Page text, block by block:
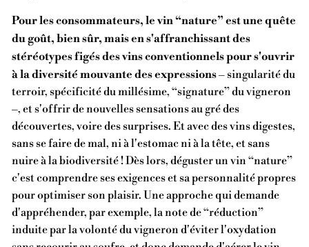
Pour les consommateurs, le vin “nature” est une quête
du goût, bien sûr, mais en s'affranchissant des
stéréotypes figés des vins conventionnels pour s'ouvrir
à la diversité mouvante des expressions– singularité du
terroir, spécificité du millésime, “signature” du vigneron
–, et s'offrir de nouvelles sensations au gré des
découvertes, voire des surprises. Et avec des vins digestes,
sans se faire de mal, ni à l'estomac ni à la tête, et sans
nuire à la biodiversité ! Dès lors, déguster un vin “nature”
c'est comprendre ses exigences et sa personnalité propres
pour optimiser son plaisir. Une approche qui demande
d'appréhender, par exemple, la note de “réduction”
induite par la volonté du vigneron d'éviter l'oxydation